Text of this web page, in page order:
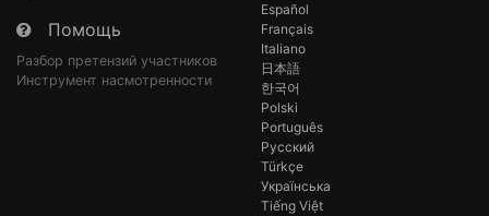
Помощь
Разбор претензий участников
Инструмент насмотренности
Español
Français
Italiano
日本語
한국어
Polski
Português
Русский
Türkçe
Українська
Tiếng Việt